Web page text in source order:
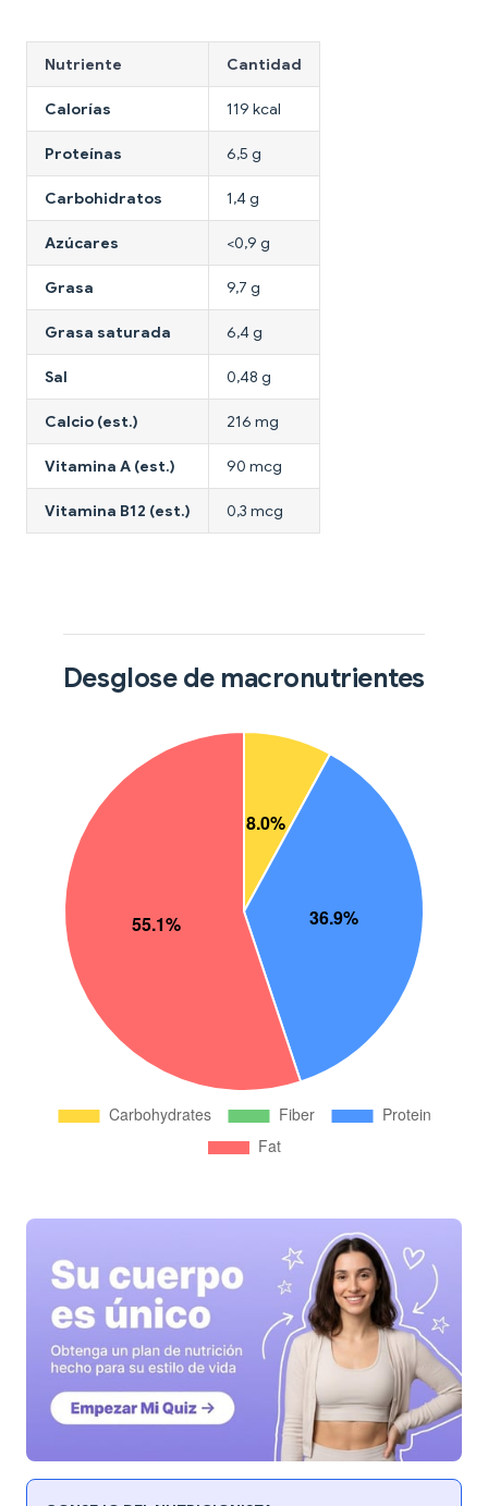
Nutriente Cantidad
Calorías 119 kcal
Proteínas 6,5 g
Carbohidratos 1,4 g
Azúcares <0,9 g
Grasa 9,7 g
Grasa saturada 6,4 g
Sal 0,48 g
Calcio (est.) 216 mg
Vitamina A (est.) 90 mcg
Vitamina B12 (est.) 0,3 mcg
Desglose de macronutrientes